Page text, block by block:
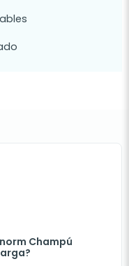
Champú